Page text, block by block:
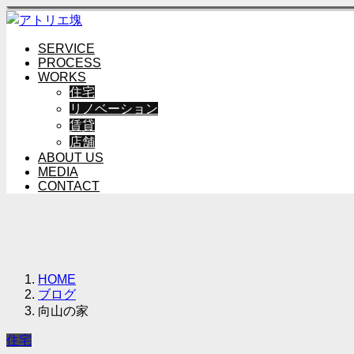
SERVICE
PROCESS
WORKS
住宅
リノベーション
賃貸
店舗
ABOUT US
MEDIA
CONTACT
HOME
ブログ
向山の家
住宅